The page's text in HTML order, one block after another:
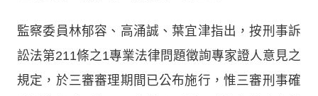
監察委員林郁容、高涌誠、葉宜津指出，按刑事訴
訟法第211條之1專業法律問題徵詢專家證人意見之
規定，於三審審理期間已公布施行，惟三審刑事確